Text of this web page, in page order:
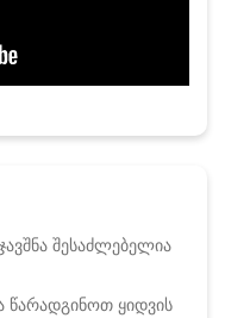
შესაძლებელია
წარადგინოთ ყიდვის